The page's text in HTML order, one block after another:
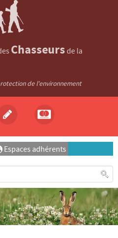
Chasseurs de la
de l'environnement
Espaces adhérents